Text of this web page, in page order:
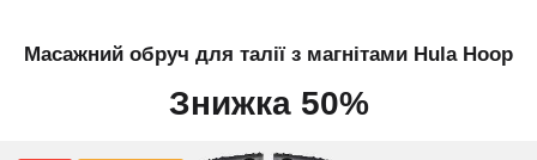
Масажний обруч для талії з магнітами Hula Hoop
Знижка 50%